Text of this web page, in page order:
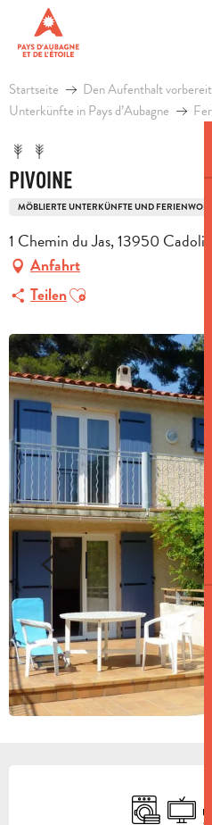
contenu
principal
Startseite
Den Aufenthalt
Unterkünfte in Pays d’Aubagne
PIVOINE
MÖBLIERTE UNTERKÜNFTE UND
1 Chemin du Jas, 13950 Cadolive
Anfahrt
TeilenAjouter aux favoris